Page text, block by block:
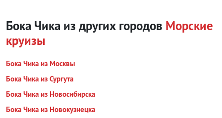
Бока Чика из других городов Морские
круизы
Бока Чика из Москвы
Бока Чика из Сургута
Бока Чика из Новосибирска
Бока Чика из Новокузнецка